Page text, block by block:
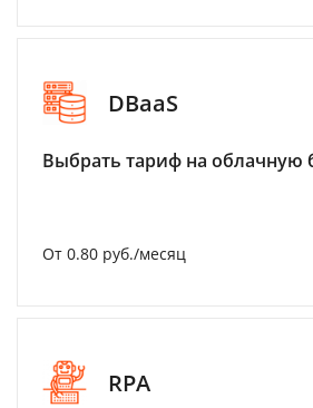
DBaaS
Выбрать тариф на облачную
От 0.80 руб./месяц
RPA